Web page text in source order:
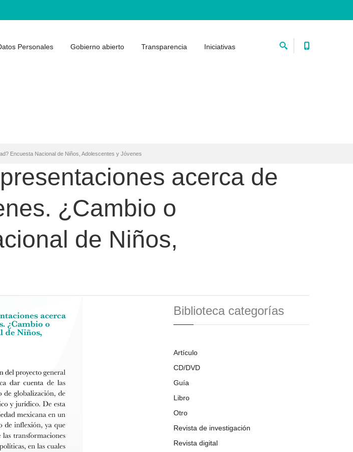
Personales Gobierno abierto Transparencia Iniciativas
Encuesta Nacional de Niños, Adolescentes y Jóvenes
acerca de
¿Cambio o
de Niños,
Biblioteca categorías
Artículo
CD/DVD
Guía
Libro
Otro
Revista de investigación
Revista digital